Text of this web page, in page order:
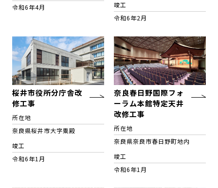
令和6年4月
竣工
令和6年2月
桜井市役所分庁舎改
修工事
所在地
奈良県桜井市大字粟殿
竣工
令和6年1月
奈良春日野国際フォ
ーラム本館特定天井
改修工事
所在地
奈良県奈良市春日野町地内
竣工
令和6年1月